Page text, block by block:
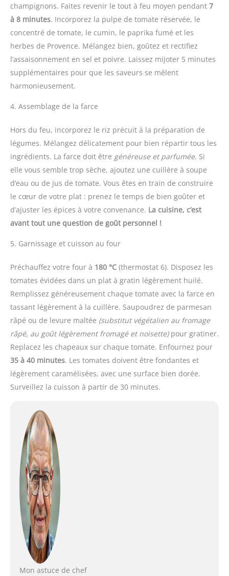
champignons. Faites revenir le tout à feu moyen pendant 7
à 8 minutes. Incorporez la pulpe de tomate réservée, le
concentré de tomate, le cumin, le paprika fumé et les
herbes de Provence. Mélangez bien, goûtez et rectifiez
l’assaisonnement en sel et poivre. Laissez mijoter 5 minutes
supplémentaires pour que les saveurs se mêlent
harmonieusement.
4. Assemblage de la farce
Hors du feu, incorporez le riz précuit à la préparation de
légumes. Mélangez délicatement pour bien répartir tous les
ingrédients. La farce doit être généreuse et parfumée. Si
elle vous semble trop sèche, ajoutez une cuillère à soupe
d’eau ou de jus de tomate. Vous êtes en train de construire
le cœur de votre plat : prenez le temps de bien goûter et
d’ajuster les épices à votre convenance. La cuisine, c’est
avant tout une question de goût personnel !
5. Garnissage et cuisson au four
Préchauffez votre four à 180 °C (thermostat 6). Disposez les
tomates évidées dans un plat à gratin légèrement huilé.
Remplissez généreusement chaque tomate avec la farce en
tassant légèrement à la cuillère. Saupoudrez de parmesan
râpé ou de levure maltée (substitut végétalien au fromage
râpé, au goût légèrement fromagé et noisette)pour gratiner.
Replacez les chapeaux sur chaque tomate. Enfournez pour
35 à 40 minutes. Les tomates doivent être fondantes et
légèrement caramélisées, avec une surface bien dorée.
Surveillez la cuisson à partir de 30 minutes.
Mon astuce de chef